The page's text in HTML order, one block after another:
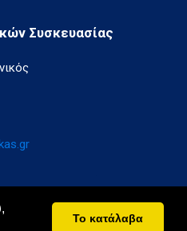
Το κατάλαβα
Συσκευασίας